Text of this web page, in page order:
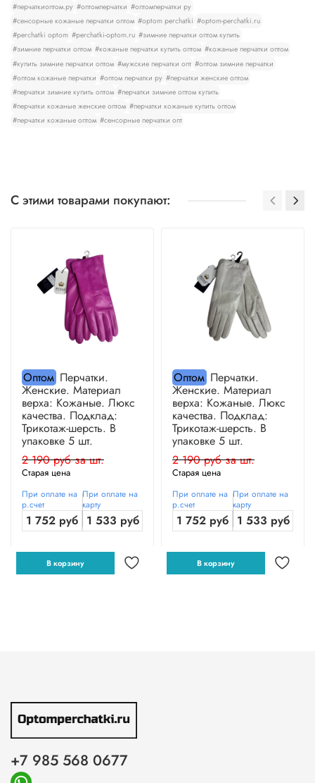
#перчаткиоптом.ру #оптомперчатки #оптомперчатки ру
#сенсорные кожаные перчатки оптом #optom perchatki #optom-perchatki.ru
#perchatki optom #perchatki-optom.ru #зимние перчатки оптом купить
#зимние перчатки оптом #кожаные перчатки купить оптом #кожаные перчатки оптом
#купить зимние перчатки оптом #мужские перчатки опт #оптом зимние перчатки
#оптом кожаные перчатки #оптом перчатки ру #перчатки женские оптом
#перчатки зимние купить оптом #перчатки зимние оптом купить
#перчатки кожаные женские оптом #перчатки кожаные купить оптом
#перчатки кожаные оптом #сенсорные перчатки опт
С этими товарами покупают:
ОптомПерчатки.
Женские. Материал
верха: Кожаные. Люкс
качества. Подклад:
Трикотаж-шерсть. В
упаковке 5 шт.
2 190 руб за шт.
Старая цена
При оплате на
р.счет
1 752 руб
При оплате на
карту
1 533 руб
В корзину
ОптомПерчатки.
Женские. Материал
верха: Кожаные. Люкс
качества. Подклад:
Трикотаж-шерсть. В
упаковке 5 шт.
2 190 руб за шт.
Старая цена
При оплате на
р.счет
1 752 руб
При оплате на
карту
1 533 руб
В корзину
+7 985 568 0677